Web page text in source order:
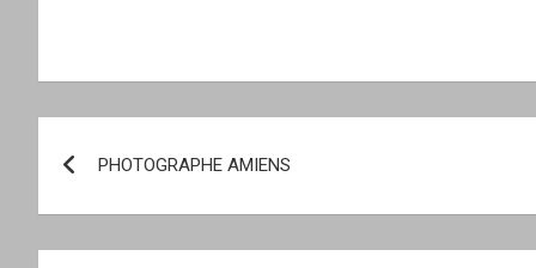
de
l’article
PHOTOGRAPHE AMIENS